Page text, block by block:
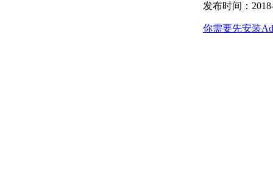
发布时间：
你需要先安装